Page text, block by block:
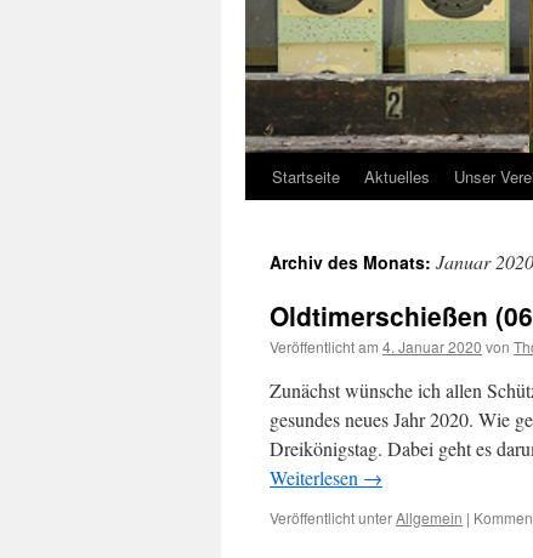
Startseite Aktuelles Unser
Archiv des Monats: Januar 2020
Oldtimerschießen
Veröffentlicht am 4. Januar 2020 von
Zunächst wünsche ich allen
gesundes neues Jahr 2020. Wie
Dreikönigstag. Dabei geht es
Weiterlesen →
Veröffentlicht unterAllgemein |